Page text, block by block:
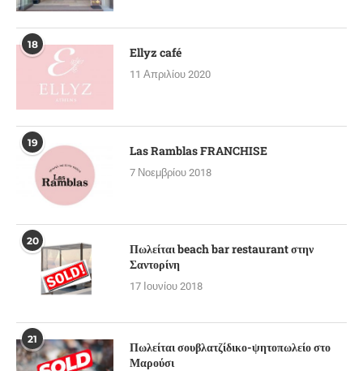
18 Ellyz café
11 Απριλίου 2020
19 Las Ramblas FRANCHISE
7 Νοεμβρίου 2018
20
Πωλείται beach bar restaurant στην
Σαντορίνη
17 Ιουνίου 2018
21
Πωλείται σουβλατζίδικο-ψητοπωλείο στο
Μαρούσι